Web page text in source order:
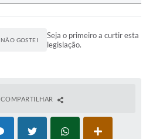
NÃO GOSTEI
Seja o primeiro a curtir esta
legislação.
COMPARTILHAR